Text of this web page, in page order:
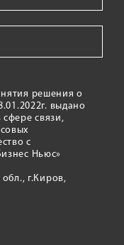
решения о
выдано
связи,
с
Ньюс»
г.Киров,